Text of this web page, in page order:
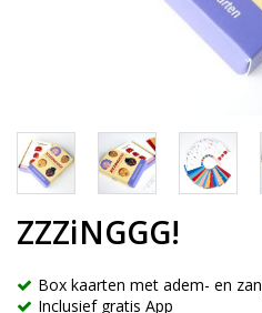
ZZZiNGGG!
Box kaarten met adem- en
Inclusief gratis App